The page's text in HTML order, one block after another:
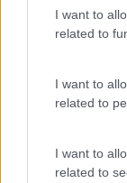
I want to
related to
I want to
related to
I want to
related to
ao